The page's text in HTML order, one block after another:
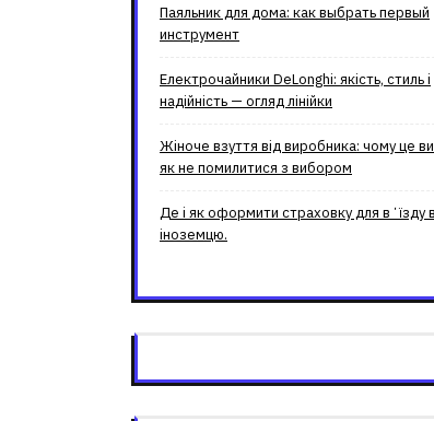
Паяльник для дома: как выбрать первый
инструмент
Електрочайники DeLonghi: якість, стиль і
надійність — огляд лінійки
Жіноче взуття від виробника: чому це
як не помилитися з вибором
Де і як оформити страховку для вʼїзду
іноземцю.